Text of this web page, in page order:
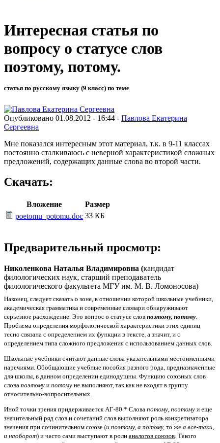
Интересная статья по
вопросу о статусе слов
поэтому, потому.
статья по русскому языку (9 класс) по теме
Опубликовано 01.08.2012 - 16:44 - Павлова Екатерина
Сергеевна
Мне показался интересным этот материал, т.к. в 9-11 классах
постоянно сталкиваюсь с неверной характеристикой сложных
предложений, содержащих данные слова во второй части.
Скачать:
Вложение
Размер
poetomu_potomu.doc 33 КБ
Предварительный просмотр:
Николенкова Наталья Владимировна (кандидат
филологических наук, старший преподаватель
филологического факультета МГУ им. М. В. Ломоносова)
Наконец, следует сказать о зоне, в отношении которой школьные учебники,
академическая грамматика и современные словари обнаруживают
серьезное расхождение. Это вопрос о статусе слов поэтому, потому
Проблема определения морфологической характеристики этих единиц
тесно связана с определением их функции в тексте, а значит, и с
определением типа сложного предложения с использованием данных слов.
Школьные учебники считают данные слова указательными местоименными
наречиями. Обобщающие учебные пособия разного рода, предназначенные
для школы, в данном определении единодушны. Функцию союзных слов
слова поэтому и потому не выполняют, так как не входят в группу
относительно-вопросительных.
Иной точки зрения придерживается АГ-80.* Слова потому, поэтому и еще
значительный ряд слов и сочетаний слов выполняют роль конкретизатора
значения при сочинительном союзе (и поэтому, а потому, то же а все-таки,
и наоборот) и часто сами выступают в роли аналогов союзов. Такого